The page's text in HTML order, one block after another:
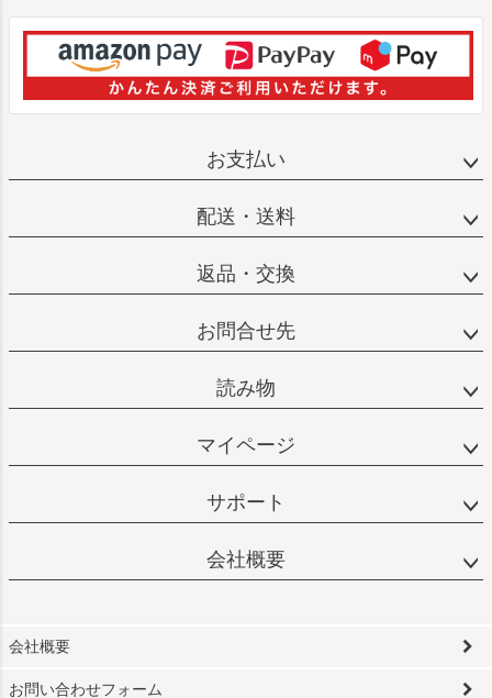
お支払い
配送・送料
返品・交換
お問合せ先
読み物
マイページ
サポート
会社概要
会社概要
お問い合わせフォーム